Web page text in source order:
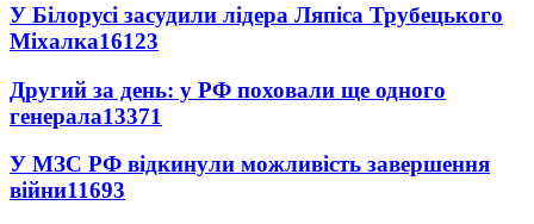
У Білорусі засудили лідера Ляпіса Трубецького
Міхалка16123
Другий за день: у РФ поховали ще одного
генерала13371
У МЗС РФ відкинули можливість завершення
війни11693